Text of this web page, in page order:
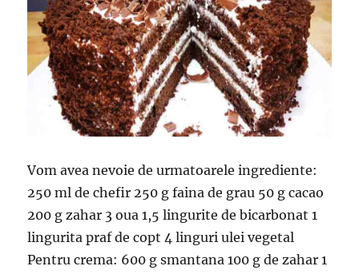
Vom avea nevoie de urmatoarele ingrediente:
250 ml de chefir 250 g faina de grau 50 g cacao
200 g zahar 3 oua 1,5 lingurite de bicarbonat 1
lingurita praf de copt 4 linguri ulei vegetal
Pentru crema: 600 g smantana 100 g de zahar 1